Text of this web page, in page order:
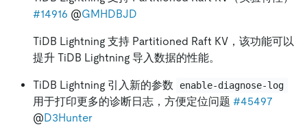
#14916 @GMHDBJD
TiDB Lightning 支持 Partitioned Raft KV，该功能可以
提升 TiDB Lightning 导入数据的性能。
TiDB Lightning 引入新的参数 enable-diagnose-log
用于打印更多的诊断日志，方便定位问题 #45497
@D3Hunter